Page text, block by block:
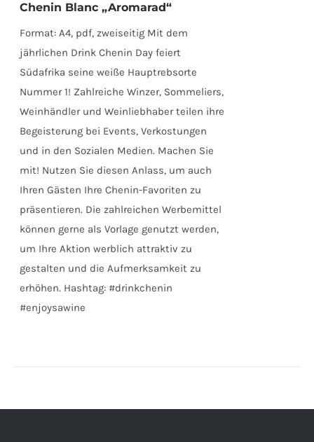
Chenin Blanc „Aromarad“
Format: A4, pdf, zweiseitig Mit dem
jährlichen Drink Chenin Day feiert
Südafrika seine weiße Hauptrebsorte
Nummer 1! Zahlreiche Winzer, Sommeliers,
Weinhändler und Weinliebhaber teilen ihre
Begeisterung bei Events, Verkostungen
und in den Sozialen Medien. Machen Sie
mit! Nutzen Sie diesen Anlass, um auch
Ihren Gästen Ihre Chenin-Favoriten zu
präsentieren. Die zahlreichen Werbemittel
können gerne als Vorlage genutzt werden,
um Ihre Aktion werblich attraktiv zu
gestalten und die Aufmerksamkeit zu
erhöhen. Hashtag: #drinkchenin
#enjoysawine